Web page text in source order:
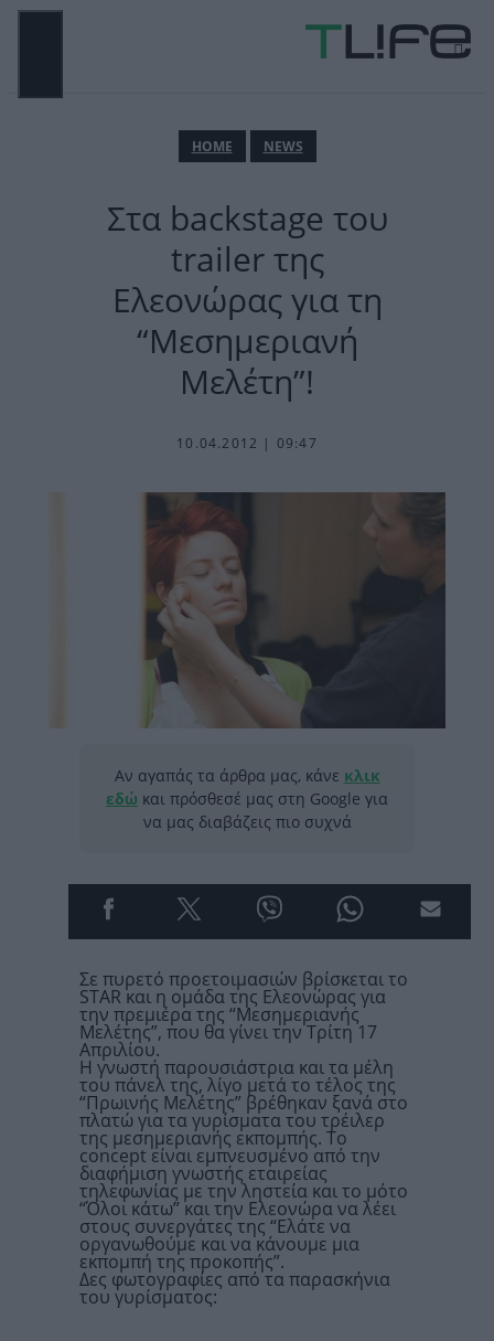
Μετάβαση
ΗΟΜΕ NEWS
Στα backstage του
trailer της
Ελεονώρας για τη
“Μεσημεριανή
Μελέτη”!
10.04.2012 | 09:47
Αν αγαπάς τα άρθρα μας, κάνε κλικ
εδώ και πρόσθεσέ μας στη Google για
να μας διαβάζεις πιο συχνά
Σε πυρετό προετοιμασιών βρίσκεται το
STAR και η ομάδα της Ελεονώρας για
την πρεμιέρα της “Μεσημεριανής
Μελέτης”, που θα γίνει την Τρίτη 17
Απριλίου.
Η γνωστή παρουσιάστρια και τα μέλη
του πάνελ της, λίγο μετά το τέλος της
“Πρωινής Μελέτης” βρέθηκαν ξανά στο
πλατώ για τα γυρίσματα του τρέιλερ
της μεσημεριανής εκπομπής. Το
concept είναι εμπνευσμένο από την
διαφήμιση γνωστής εταιρείας
τηλεφωνίας με την ληστεία και το μότο
“Όλοι κάτω” και την Ελεονώρα να λέει
στους συνεργάτες της “Ελάτε να
οργανωθούμε και να κάνουμε μια
εκπομπή της προκοπής”.
Δες φωτογραφίες από τα παρασκήνια
του γυρίσματος: